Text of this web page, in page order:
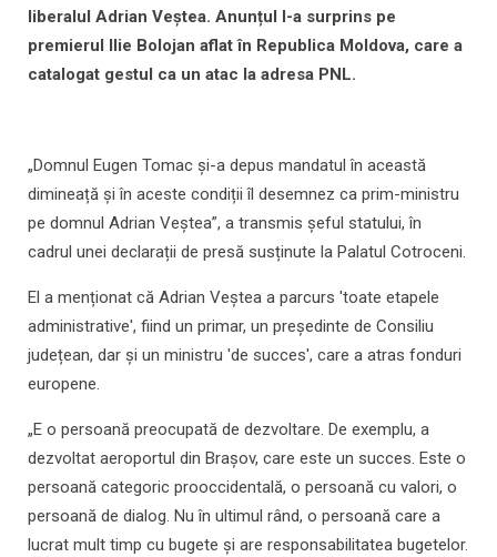
liberalul Adrian Veștea. Anunțul l-a surprins pe
premierul Ilie Bolojan aflat în Republica Moldova, care a
catalogat gestul ca un atac la adresa PNL.
„Domnul Eugen Tomac și-a depus mandatul în această
dimineață și în aceste condiții îl desemnez ca prim-ministru
pe domnul Adrian Veștea”, a transmis șeful statului, în
cadrul unei declarații de presă susținute la Palatul Cotroceni.
El a menționat că Adrian Veștea a parcurs 'toate etapele
administrative', fiind un primar, un președinte de Consiliu
județean, dar și un ministru 'de succes', care a atras fonduri
europene.
„E o persoană preocupată de dezvoltare. De exemplu, a
dezvoltat aeroportul din Brașov, care este un succes. Este o
persoană categoric prooccidentală, o persoană cu valori, o
persoană de dialog. Nu în ultimul rând, o persoană care a
lucrat mult timp cu bugete și are responsabilitatea bugetelor.